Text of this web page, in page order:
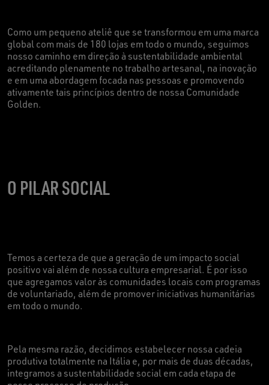
Como um pequeno ateliê que se transformou em uma marca
global com mais de 180 lojas em todo o mundo, seguimos
nosso caminho em direção à sustentabilidade ambiental
acreditando plenamente no trabalho artesanal, na inovação
e em uma abordagem focada nas pessoas e promovendo
ativamente tais princípios dentro de nossa Comunidade
Golden.
O PILAR SOCIAL
Temos a certeza de que a geração de um impacto social
positivo vai além de nossa cultura empresarial. É por isso
que agregamos valor às comunidades locais com programas
de voluntariado, além de promover iniciativas humanitárias
em todo o mundo.
Pela mesma razão, decidimos estabelecer nossa cadeia
produtiva totalmente na Itália e, por mais de duas décadas,
integramos a sustentabilidade social em cada etapa de